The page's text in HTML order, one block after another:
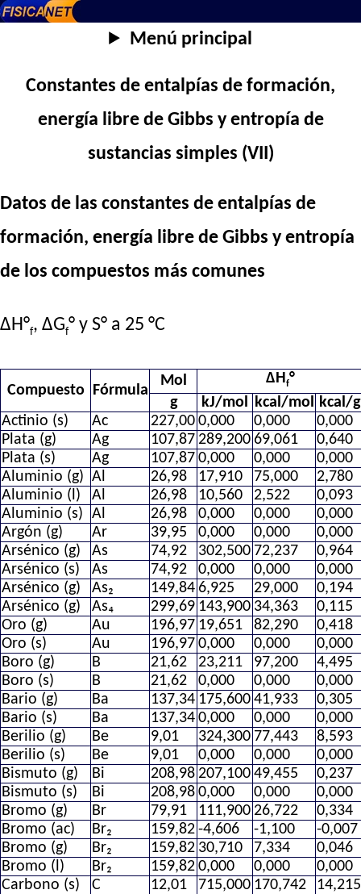
Menú principal
Constantes de entalpías de formación,
energía libre de Gibbs y entropía de
sustancias simples (VII)
Datos de las constantes de entalpías de
formación, energía libre de Gibbs y entropía
de los compuestos más comunes
ΔH°f, ΔGf° y S° a 25 °C
Compuesto Fórmula
Mol ΔH f°
g
kJ/mol kcal/mol
kcal/g
Actinio (s)
Ac 227,00 0,000 0,000
0,000
Plata (g)
Ag 107,87 289,200 69,061
0,640
Plata (s)
Ag 107,87 0,000 0,000
0,000
Aluminio (g) Al 26,98 17,910 75,000
2,780
Aluminio (l)
Al 26,98 10,560 2,522
0,093
Aluminio (s)
Al 26,98 0,000 0,000
0,000
Argón (g)
Ar 39,95 0,000 0,000
0,000
Arsénico (g)
As 74,92 302,500 72,237
0,964
Arsénico (s)
As 74,92 0,000 0,000
0,000
Arsénico (g)
As₂ 149,84 6,925 29,000
0,194
Arsénico (g)
As₄ 299,69 143,900 34,363
0,115
Oro (g)
Au 196,97 19,651 82,290
0,418
Oro (s)
Au 196,97 0,000 0,000
0,000
Boro (g)
B 21,62 23,211 97,200
4,495
Boro (s)
B 21,62 0,000 0,000
0,000
Bario (g)
Ba 137,34 175,600 41,933
0,305
Bario (s)
Ba 137,34 0,000 0,000
0,000
Berilio (g)
Be 9,01 324,300 77,443
8,593
Berilio (s)
Be 9,01 0,000 0,000
0,000
Bismuto (g)
Bi 208,98 207,100 49,455
0,237
Bismuto (s)
Bi 208,98 0,000 0,000
0,000
Bromo (g)
Br 79,91 111,900 26,722
0,334
Bromo (ac)
Br₂ 159,82 -4,606 -1,100
-0,007
Bromo (g)
Br₂ 159,82 30,710 7,334
0,046
Bromo (l)
Br₂ 159,82 0,000 0,000
0,000
Carbono (s)
C 12,01 715,000 170,742
14,215